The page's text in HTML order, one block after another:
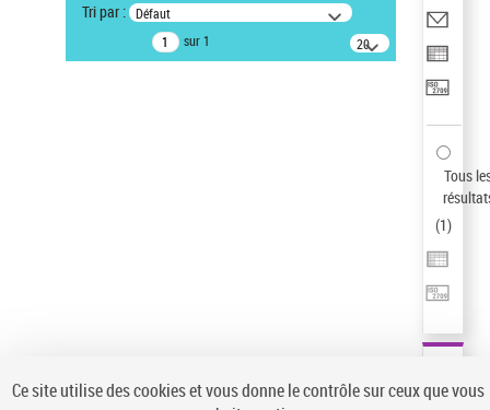
ne s'applique pas
Statut de la notice d’autorité
Tri par : Défaut
sur 1
20
résultats/page
Tous
(1)
Ce site utilise des cookies et vous donne le contrôle sur ceux que vous